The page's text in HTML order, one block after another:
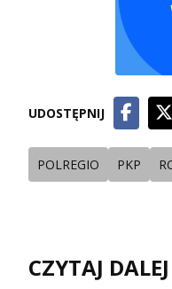
UDOSTĘPNIJ
POLREGIO PKP
CZYTAJ DALEJ